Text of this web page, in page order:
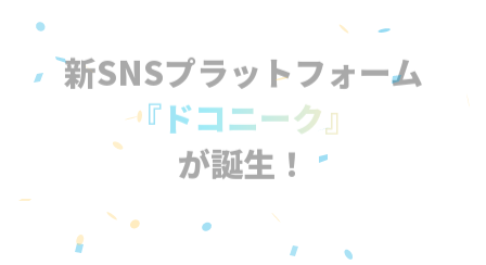
新SNSプラットフォーム
『ドコニーク』
が誕生！